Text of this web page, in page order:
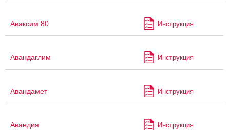
Аваксим 80 Инструкция
Авандаглим Инструкция
Авандамет Инструкция
Авандия Инструкция